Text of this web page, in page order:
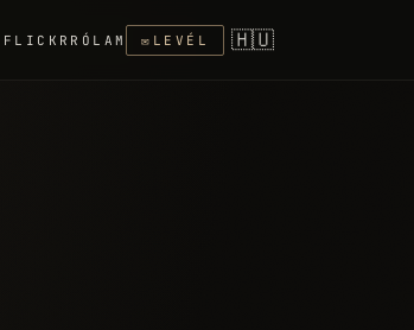
FLICKR RÓLAM ✉ LEVÉL 🇭🇺